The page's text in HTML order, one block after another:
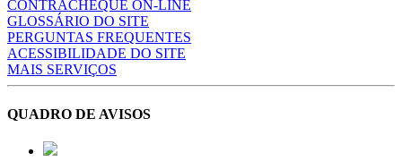
CONTRACHEQUE ON-LINE
GLOSSÁRIO DO SITE
PERGUNTAS FREQUENTES
ACESSIBILIDADE DO SITE
MAIS SERVIÇOS
QUADRO DE AVISOS